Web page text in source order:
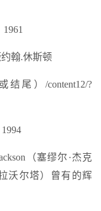
翰.休斯顿
尾）/content12/?
（塞缪尔·杰克
沃尔塔）曾有的辉